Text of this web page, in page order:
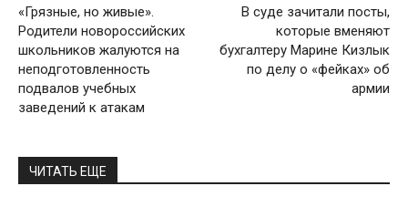
«Грязные, но живые».
Родители новороссийских
школьников жалуются на
неподготовленность
подвалов учебных
заведений к атакам
В суде зачитали посты,
которые вменяют
бухгалтеру Марине Кизлык
по делу о «фейках» об
армии
ЧИТАТЬ ЕЩЕ